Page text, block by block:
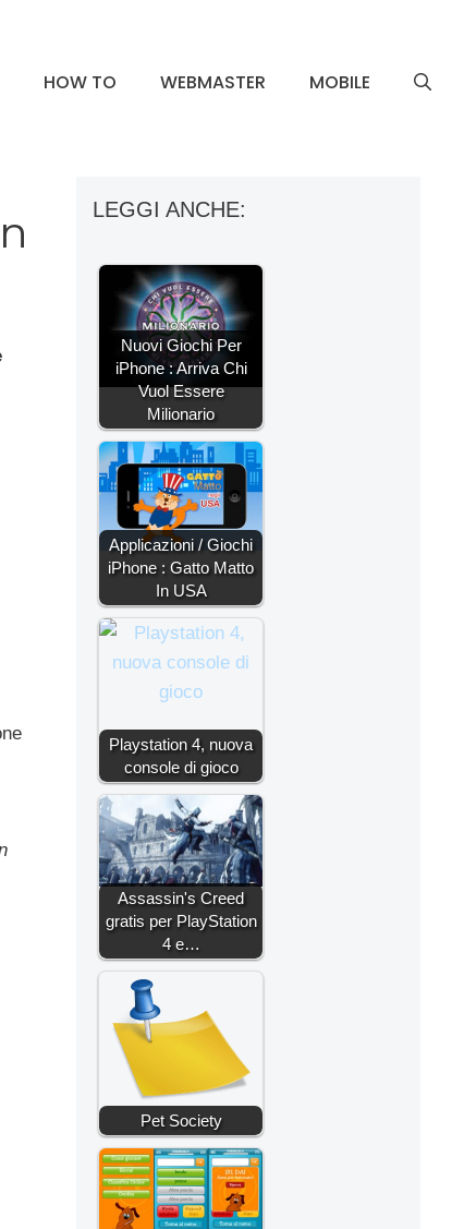
HOW TO WEBMASTER MOBILE
LEGGI ANCHE:
Nuovi Giochi Per
iPhone : Arriva Chi
Vuol Essere
Milionario
Applicazioni / Giochi
iPhone : Gatto Matto
In USA
Playstation 4, nuova
console di gioco
Assassin's Creed
gratis per PlayStation
4 e…
Pet Society